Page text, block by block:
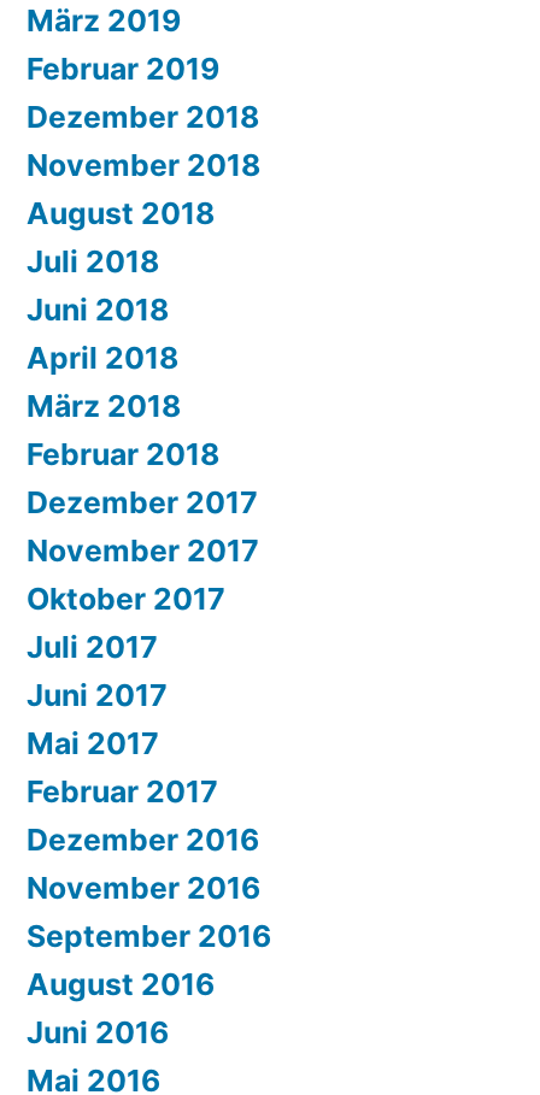
März 2019
Februar 2019
Dezember 2018
November 2018
August 2018
Juli 2018
Juni 2018
April 2018
März 2018
Februar 2018
Dezember 2017
November 2017
Oktober 2017
Juli 2017
Juni 2017
Mai 2017
Februar 2017
Dezember 2016
November 2016
September 2016
August 2016
Juni 2016
Mai 2016